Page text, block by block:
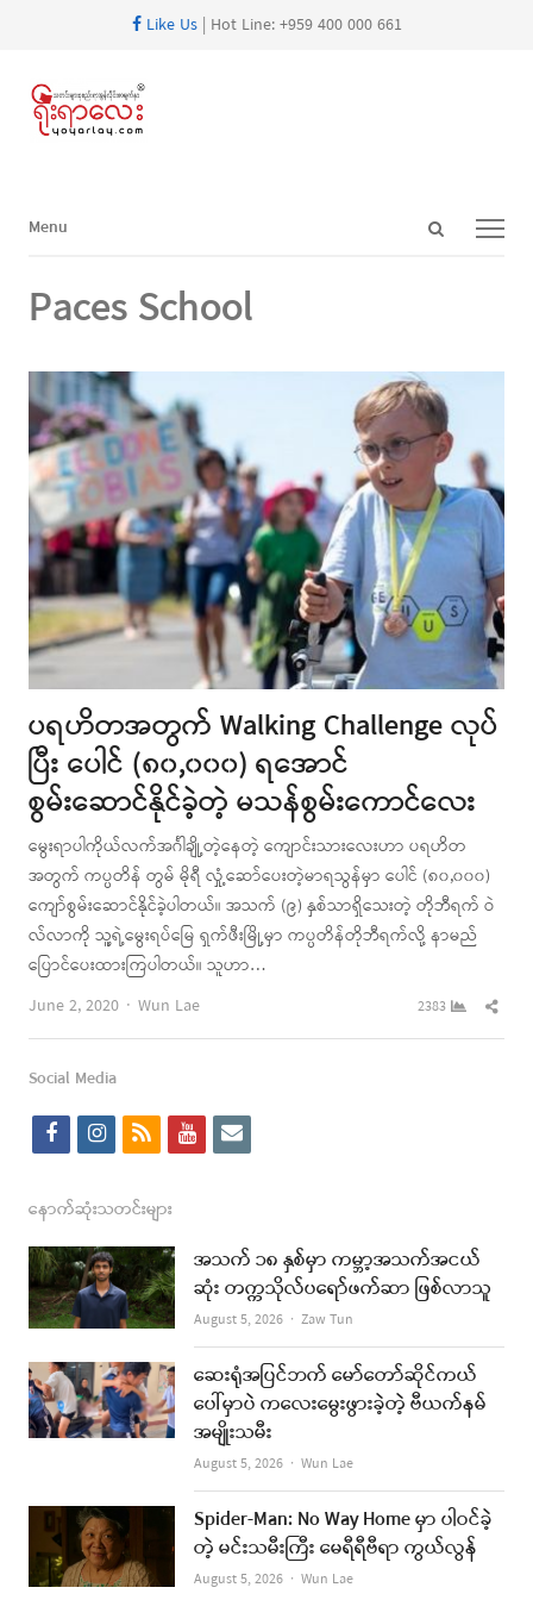
Like Us| Hot Line: +959 400 000 661
Open
Menu
Menu
Paces School
ပရဟိတအတွက် Walking Challenge လုပ်
ပြီး ပေါင် (၈၀,၀၀၀) ရအောင်
စွမ်းဆောင်နိုင်ခဲ့တဲ့ မသန်စွမ်းကောင်လေး
မွေးရာပါကိုယ်လက်အင်္ဂါချို့တဲ့နေတဲ့ ကျောင်းသားလေးဟာ ပရဟိတ
အတွက် ကပ္ပတိန် တွမ် မိုရီ လှုံ့ဆော်ပေးတဲ့မာရသွန်မှာ ပေါင် (၈၀,၀၀၀)
ကျော်စွမ်းဆောင်နိုင်ခဲ့ပါတယ်။ အသက် (၉) နှစ်သာရှိသေးတဲ့ တိုဘီရက် ဝဲ
လ်လာကို သူ့ရဲ့မွေးရပ်မြေ ရှက်ဖီးမြို့မှာ ကပ္ပတိန်တိုဘီရက်လို့ နာမည်
ပြောင်ပေးထားကြပါတယ်။ သူဟာ…
June 2, 2020
Author
Wun Lae 2383
Social Media
f
c
e
b
o
o
k
i
s
t
a
g
r
a
m
r
s
y
t
u
b
e
i
l
နောက်ဆုံးသတင်းများ
အသက် ၁၈ နှစ်မှာ ကမ္ဘာ့အသက်အငယ်
ဆုံး တက္ကသိုလ်ပရော်ဖက်ဆာ ဖြစ်လာသူ
August 5, 2026 Author
Zaw Tun
ဆေးရုံအပြင်ဘက် မော်တော်ဆိုင်ကယ်
ပေါ်မှာပဲ ကလေးမွေးဖွားခဲ့တဲ့ ဗီယက်နမ်
အမျိုးသမီး
August 5, 2026 Author
Wun Lae
Spider-Man: No Way Home မှာ ပါဝင်ခဲ့
တဲ့ မင်းသမီးကြီး မေရီရီဗီရာ ကွယ်လွန်
August 5, 2026 Author
Wun Lae